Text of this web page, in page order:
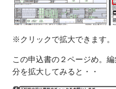
※クリックで拡大できます。
この申込書の２ページめ。
分を拡大してみると・・